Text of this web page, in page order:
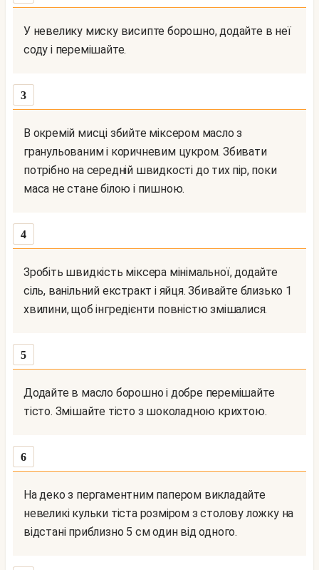
У невелику миску висипте борошно, додайте в неї
соду і перемішайте.
3
В окремій мисці збийте міксером масло з
гранульованим і коричневим цукром. Збивати
потрібно на середній швидкості до тих пір, поки
маса не стане білою і пишною.
4
Зробіть швидкість міксера мінімальної, додайте
сіль, ванільний екстракт і яйця. Збивайте близько 1
хвилини, щоб інгредієнти повністю змішалися.
5
Додайте в масло борошно і добре перемішайте
тісто. Змішайте тісто з шоколадною крихтою.
6
На деко з пергаментним папером викладайте
невеликі кульки тіста розміром з столову ложку на
відстані приблизно 5 см один від одного.